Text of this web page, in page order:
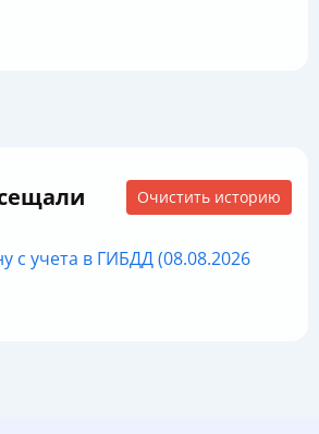
Очистить историю
с учета в ГИБДД (08.08.2026